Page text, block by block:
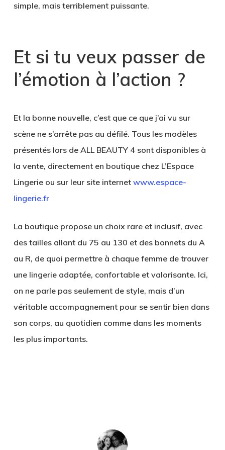
simple, mais terriblement puissante.
Et si tu veux passer de
l’émotion à l’action ?
Et la bonne nouvelle, c’est que ce que j’ai vu sur
scène ne s’arrête pas au défilé. Tous les modèles
présentés lors de ALL BEAUTY 4 sont disponibles à
la vente, directement en boutique chez L’Espace
Lingerie ou sur leur site internet www.espace-
lingerie.fr
La boutique propose un choix rare et inclusif, avec
des tailles allant du 75 au 130 et des bonnets du A
au R, de quoi permettre à chaque femme de trouver
une lingerie adaptée, confortable et valorisante. Ici,
on ne parle pas seulement de style, mais d’un
véritable accompagnement pour se sentir bien dans
son corps, au quotidien comme dans les moments
les plus importants.